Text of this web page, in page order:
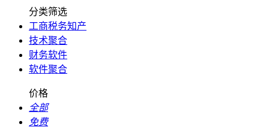
分类筛选
工商税务知产
技术聚合
财务软件
软件聚合
价格
全部
免费